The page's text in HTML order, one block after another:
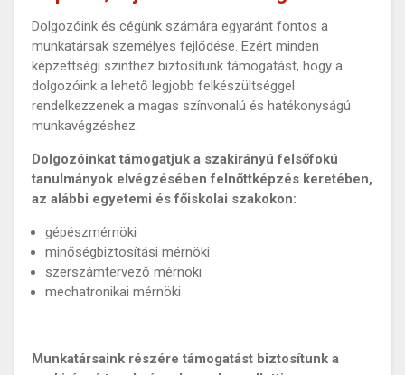
Dolgozóink és cégünk számára egyaránt fontos a
munkatársak személyes fejlődése. Ezért minden
képzettségi szinthez biztosítunk támogatást, hogy a
dolgozóink a lehető legjobb felkészültséggel
rendelkezzenek a magas színvonalú és hatékonyságú
munkavégzéshez.
Dolgozóinkat támogatjuk a szakirányú felsőfokú
tanulmányok elvégzésében felnőttképzés keretében,
az alábbi egyetemi és főiskolai szakokon:
gépészmérnöki
minőségbiztosítási mérnöki
szerszámtervező mérnöki
mechatronikai mérnöki
Munkatársaink részére támogatást biztosítunk a